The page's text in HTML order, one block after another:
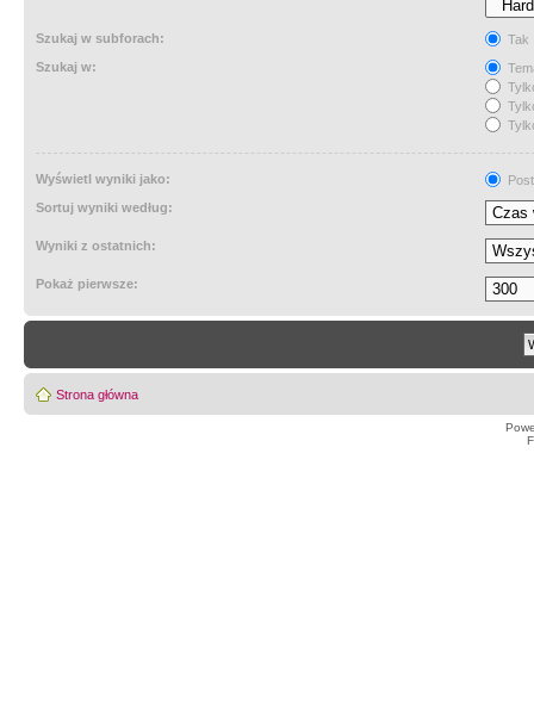
Szukaj w subforach:
Tak
Szukaj w:
Wyświetl wyniki jako:
Sortuj wyniki według:
Wyniki z ostatnich:
Pokaż pierwsze:
Strona główna